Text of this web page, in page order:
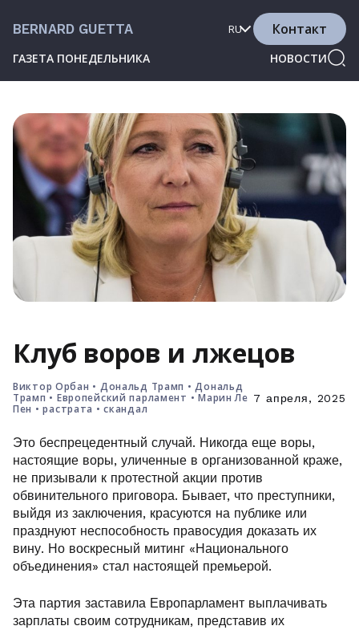
BERNARD GUETTA
ГАЗЕТА ПОНЕДЕЛЬНИКА НОВОСТИ
RU Контакт
Клуб воров и лжецов
Виктор Орбан • Дональд Трамп •Дональд
Трамп • Европейский парламент •Марин Ле
Пен •растрата •скандал
7 апреля, 2025
Это беспрецедентный случай. Никогда еще воры,
настоящие воры, уличенные в организованной краже,
не призывали к протестной акции против
обвинительного приговора. Бывает, что преступники,
выйдя из заключения, красуются на публике или
празднуют неспособность правосудия доказать их
вину. Но воскресный митинг «Национального
объединения» стал настоящей премьерой.
Эта партия заставила Европарламент выплачивать
зарплаты своим сотрудникам, представив их